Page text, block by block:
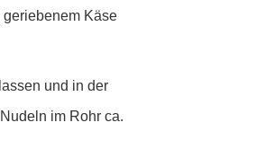
geriebenem Käse
und in der
im Rohr ca.